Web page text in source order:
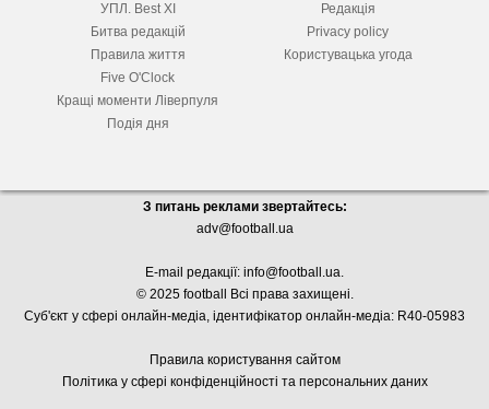
УПЛ. Best XІ
Битва редакцій
Правила життя
Five O'Clock
Кращі моменти Ліверпуля
Подія дня
Редакція
Privacy policy
Користувацька угода
З питань реклами звертайтесь:
adv@football.ua
E-mail редакції: info@football.ua.
© 2025 football Всі права захищені.
Суб'єкт у сфері онлайн-медіа, ідентифікатор онлайн-медіа: R40-05983
Правила користування сайтом
Політика у сфері конфіденційності та персональних даних